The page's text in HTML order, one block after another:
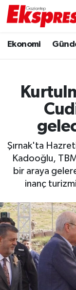
Ekonomi
Şırnak'ta
Kadooğlu,
bir araya
inanç
Ekonomi
Gaziantep
Genel
Gündem
Haberler
Kültür Sanat
Magazin
Müzik
Piyasa
Resmi İlanlar
Trafik
Puan
Tüm
Son Dakika
Haber Arşivi